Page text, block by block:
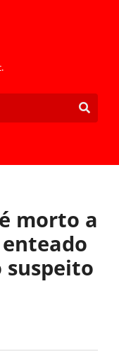
morto a
enteado
suspeito